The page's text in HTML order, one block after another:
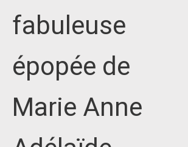
fabuleuse
épopée de
Marie Anne